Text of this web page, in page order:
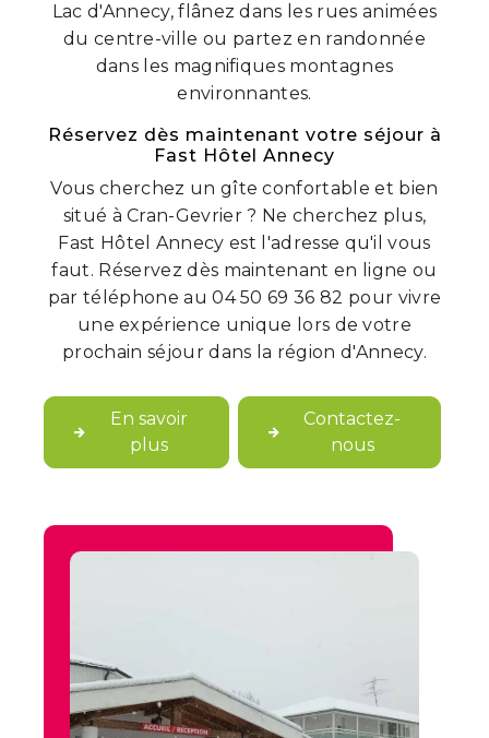
Lac d'Annecy, flânez dans les rues animées
du centre-ville ou partez en randonnée
dans les magnifiques montagnes
environnantes.
Réservez dès maintenant votre séjour à
Fast Hôtel Annecy
Vous cherchez un gîte confortable et bien
situé à Cran-Gevrier ? Ne cherchez plus,
Fast Hôtel Annecy est l'adresse qu'il vous
faut. Réservez dès maintenant en ligne ou
par téléphone au 04 50 69 36 82 pour vivre
une expérience unique lors de votre
prochain séjour dans la région d'Annecy.
En savoir
plus
Contactez-
nous